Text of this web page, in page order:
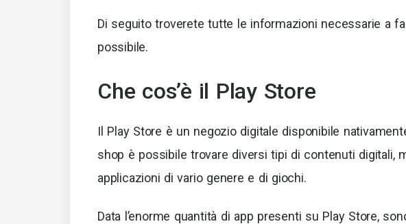
Di seguito troverete tutte le informazioni necessarie a
possibile.
Che cos’è il Play Store
Il Play Store è un negozio digitale disponibile
shop è possibile trovare diversi tipi di contenuti digitali,
applicazioni di vario genere e di giochi.
Data l’enorme quantità di app presenti su Play Store,